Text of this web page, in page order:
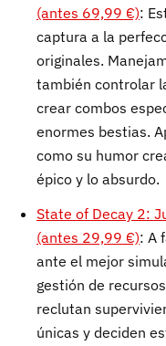
(antes 69,99 €):
captura a la
originales.
también controlar
crear combos
enormes bestias.
como su humor
épico y lo absurdo.
State of Decay 2:
(antes 29,99 €): A
ante el mejor
gestión de
reclutan
únicas y deciden